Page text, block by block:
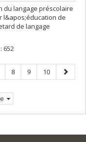
du langage préscolaire
l&apos;éducation de
de langage
652
Page
8 Page
9 Page
10
Page